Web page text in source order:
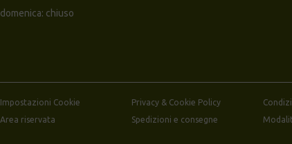
domenica: chiuso
Impostazioni Cookie
Area riservata
Privacy & Cookie Policy
Spedizioni e consegne